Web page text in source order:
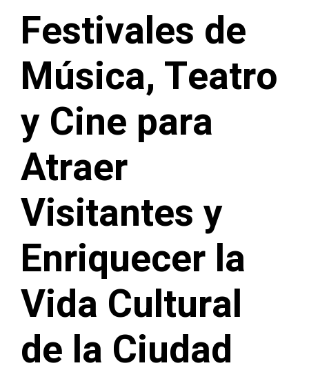
Festivales de
Música, Teatro
y Cine para
Atraer
Visitantes y
Enriquecer la
Vida Cultural
de la Ciudad